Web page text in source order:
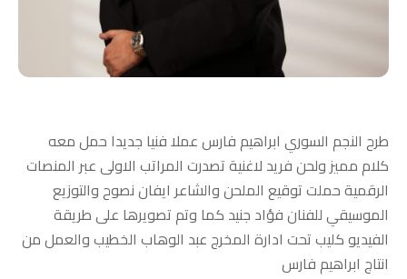
طرح النجم السوري ابراهيم فارس عملا فنيا جديدا حمل معه
كلام مميز ولحن فريد لاغنية تصدرت المراتب الاولى عبر المنصات
الرقمية حملت توقيع الملحن والشاعر ايفان نصوح والتوزيع
الموسيقي للفنان فؤاد جنيد كما وتم تصويرها على طريقة
الفيديو كليب تحت ادارة المخرج عبد الوهاب الخطيب والعمل من
انتاج ابراهيم فارس